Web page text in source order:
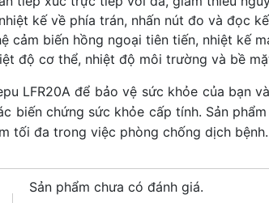
kế về phía trán, nhấn nút đo và đọc
cảm biến hồng ngoại tiên tiến, nhiệt kế
độ cơ thể, nhiệt độ môi trường và bề
LFR20A để bảo vệ sức khỏe của bạn
biến chứng sức khỏe cấp tính. Sản
tối đa trong việc phòng chống dịch bệnh.
Sản phẩm chưa có đánh giá.